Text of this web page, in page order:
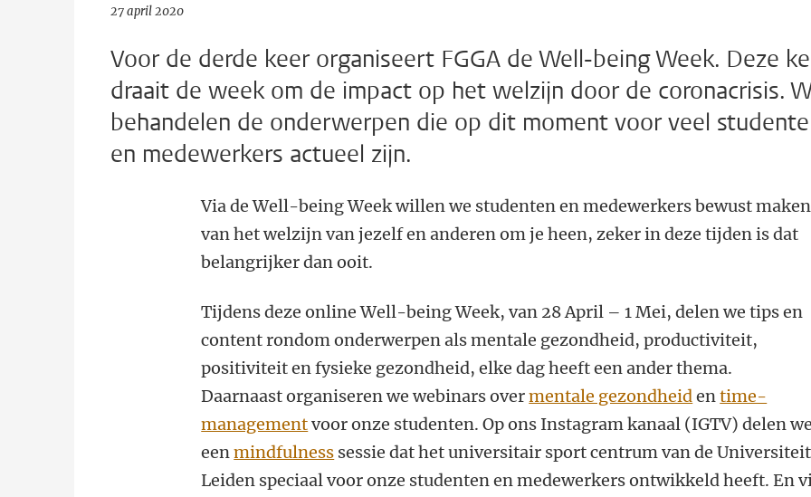
27 april 2020
Voor de derde keer organiseert FGGA de Well-being Week. Deze
draait de week om de impact op het welzijn door de coronacrisis.
behandelen de onderwerpen die op dit moment voor veel
en medewerkers actueel zijn.
Via de Well-being Week willen we studenten en medewerkers bewust maken
van het welzijn van jezelf en anderen om je heen, zeker in deze tijden is dat
belangrijker dan ooit.
Tijdens deze online Well-being Week, van 28 April – 1 Mei, delen we tips en
content rondom onderwerpen als mentale gezondheid, productiviteit,
positiviteit en fysieke gezondheid, elke dag heeft een ander thema.
Daarnaast organiseren we webinars overmentale gezondheidentime-
managementvoor onze studenten. Op ons Instagram kanaal (IGTV) delen we
eenmindfulness sessie dat het universitair sport centrum van de Universiteit
Leiden speciaal voor onze studenten en medewerkers ontwikkeld heeft. En